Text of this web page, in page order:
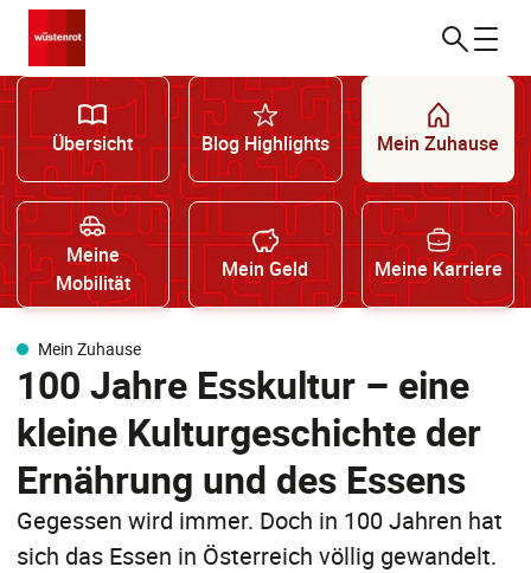
Übersicht Blog Highlights Mein Zuhause
Meine
Mobilität
Mein Geld Meine Karriere
Mein Zuhause
100 Jahre Esskultur – eine
kleine Kulturgeschichte der
Ernährung und des Essens
Gegessen wird immer. Doch in 100 Jahren hat
sich das Essen in Österreich völlig gewandelt.